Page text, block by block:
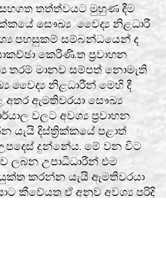
තත්ත්වයට මුහුණ දීම
සෞඛ්‍ය වෛද්‍ය නිළධාරී
පහසුකම් සම්බන්ධයෙන් ද
කෙරිණි.ත ප්‍රවාහන
තරම් මානව සම්පත් නොමැති
වෛද්‍ය නිළධාරීන් මෙහි දී
ඇමතිවරයා සෞඛ්‍ය
වලට අවශ්‍ය ප්‍රවාහන
යැයි දිස්ත්‍රික්කයේ පළාත්
දුන්නේය. මේ වන විට
ලබන උපාධිධාරීන් එම
කරන්න යැයි ඇමතිවරයා
කීවේයත ඒ අනුව අවශ්‍ය පරිදි